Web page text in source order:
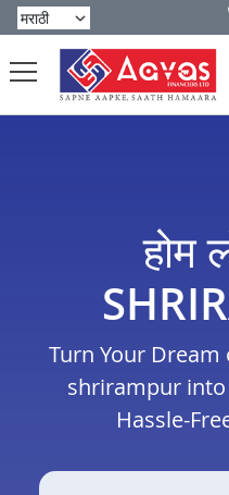
होम
Turn Your
shrirampur into
Hassle-